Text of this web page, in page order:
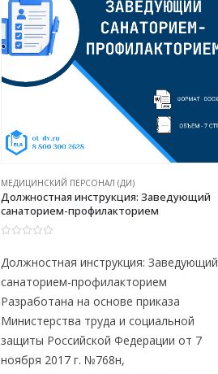
МЕДИЦИНСКИЙ ПЕРСОНАЛ (ДИ)
Должностная инструкция: Заведующий
санаторием-профилакторием
Должностная инструкция: Заведующий
санаторием-профилакторием
Разработана на основе приказа
Министерства труда и социальной
защиты Российской Федерации от 7
ноября 2017 г. №768н,